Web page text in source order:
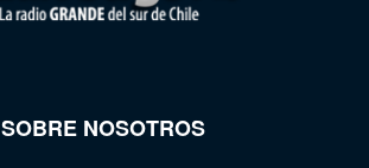
SOBRE NOSOTROS